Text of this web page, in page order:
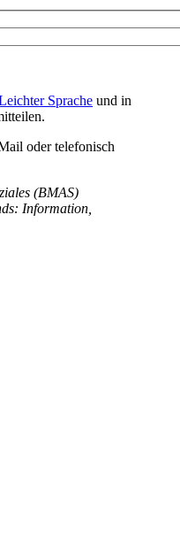
Sprache und in
oder telefonisch
(BMAS)
Information,